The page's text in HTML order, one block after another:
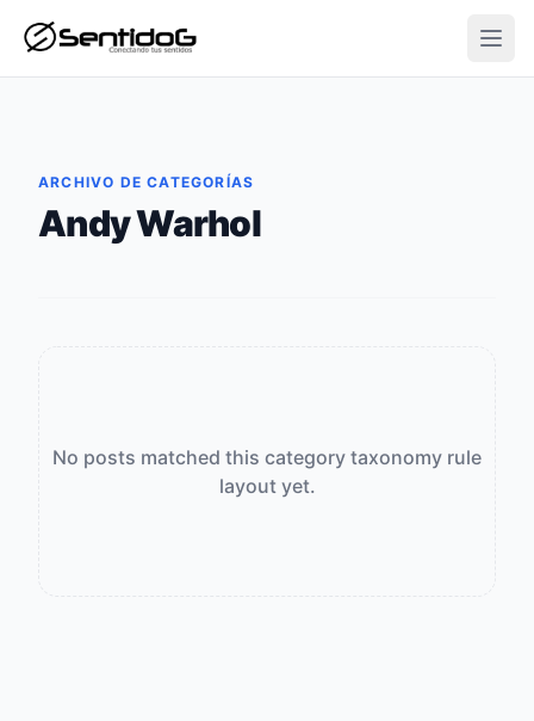
ARCHIVO DE CATEGORÍAS
Andy Warhol
No posts matched this category taxonomy rule
layout yet.